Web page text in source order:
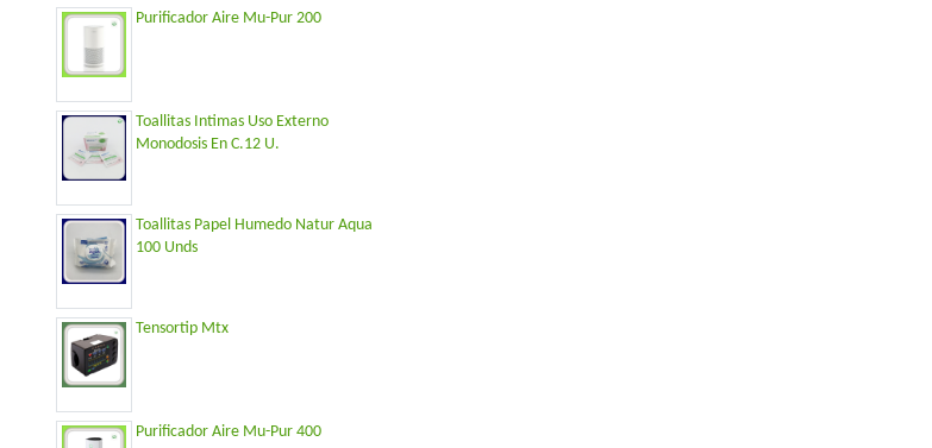
Purificador Aire Mu-Pur 200
Toallitas Intimas Uso Externo
Monodosis En C.12 U.
Toallitas Papel Humedo Natur Aqua
100 Unds
Tensortip Mtx
Purificador Aire Mu-Pur 400